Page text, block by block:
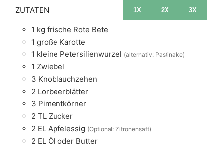
ZUTATEN 1X 2X 3X
1 kg frische Rote Bete
1 große Karotte
1 kleine Petersilienwurzel (alternativ: Pastinake)
1 Zwiebel
3 Knoblauchzehen
2 Lorbeerblätter
3 Pimentkörner
2 TL Zucker
2 EL Apfelessig (Optional: Zitronensaft)
2 EL Öl oder Butter